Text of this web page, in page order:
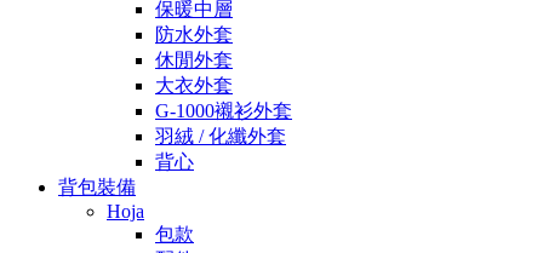
保暖中層
防水外套
休閒外套
大衣外套
G-1000襯衫外套
羽絨 / 化纖外套
背心
背包裝備
Hoja
包款